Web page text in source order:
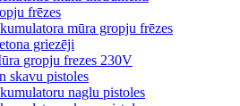
frēzes
mūra gropju frēzes
griezēji
gropju frezes 230V
skavu pistoles
naglu pistoles